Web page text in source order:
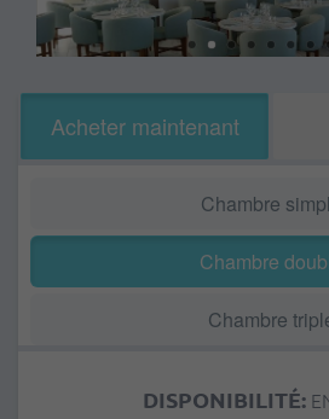
Acheter maintenant
Chambre
Chambre
Chambre
DISPONIBILITÉ: